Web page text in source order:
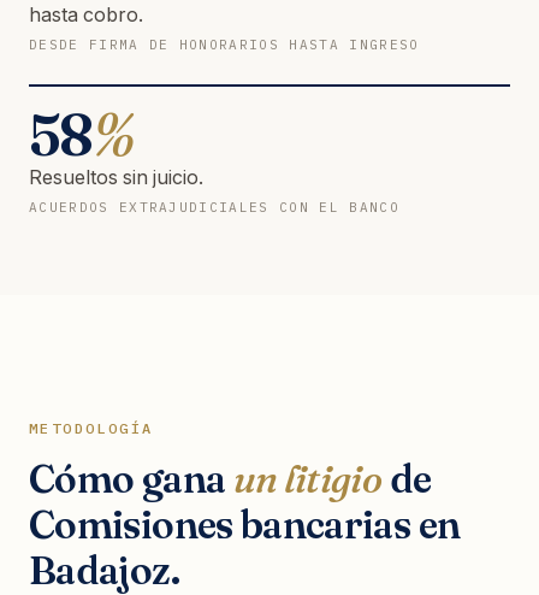
hasta cobro.
DESDE FIRMA DE HONORARIOS HASTA INGRESO
58%
Resueltos sin juicio.
ACUERDOS EXTRAJUDICIALES CON EL BANCO
METODOLOGÍA
Cómo gana un litigio de
Comisiones bancarias en
Badajoz.